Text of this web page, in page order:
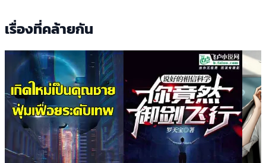
เรื่องที่คล้ายกัน